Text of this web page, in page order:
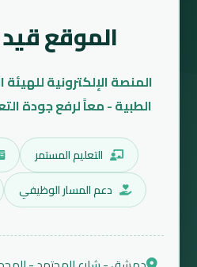
الموقع
المنصة الإلكترونية
الطبية - معاً لرفع جودة
التعليم المستمر
دعم المسار الوظيفي